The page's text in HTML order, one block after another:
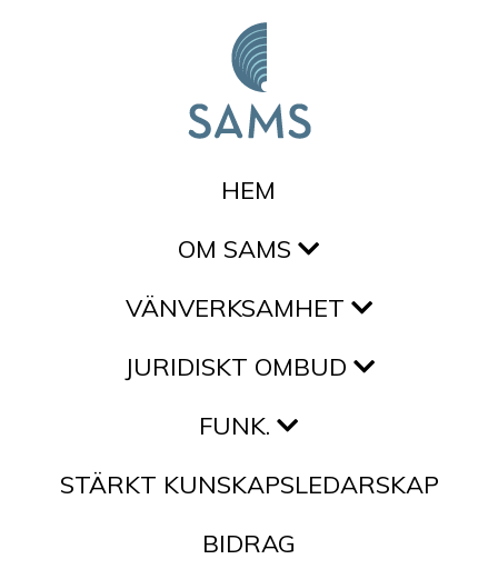
HEM
OM SAMS
VÄNVERKSAMHET
JURIDISKT OMBUD
FUNK.
STÄRKT KUNSKAPSLEDARSKAP
BIDRAG